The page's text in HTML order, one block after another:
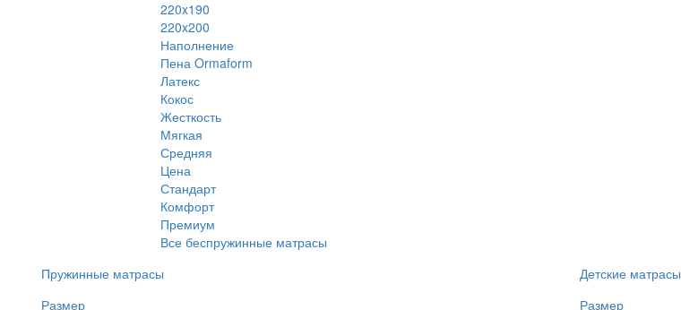
220x190
220x200
Наполнение
Пена Ormaform
Латекс
Кокос
Жесткость
Мягкая
Средняя
Цена
Стандарт
Комфорт
Премиум
Все беспружинные матрасы
Пружинные матрасы
Размер
Детские матрасы
Размер